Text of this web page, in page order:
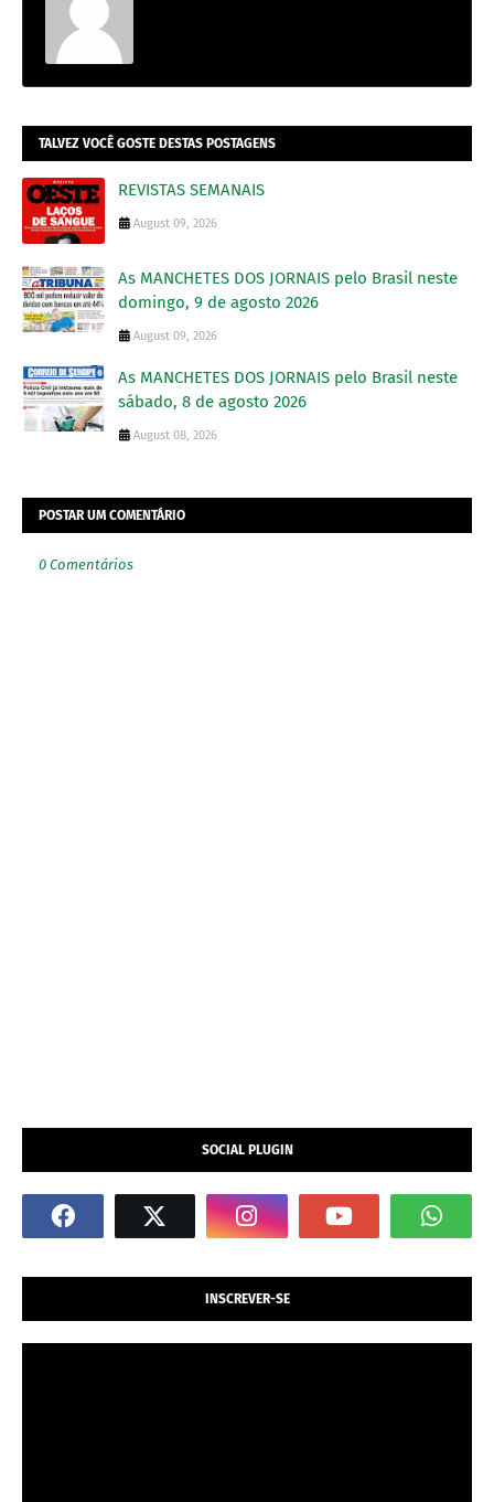
TALVEZ VOCÊ GOSTE DESTAS POSTAGENS
REVISTAS SEMANAIS
August 09, 2026
As MANCHETES DOS JORNAIS pelo Brasil neste
domingo, 9 de agosto 2026
August 09, 2026
As MANCHETES DOS JORNAIS pelo Brasil neste
sábado, 8 de agosto 2026
August 08, 2026
POSTAR UM COMENTÁRIO
0 Comentários
SOCIAL PLUGIN
INSCREVER-SE